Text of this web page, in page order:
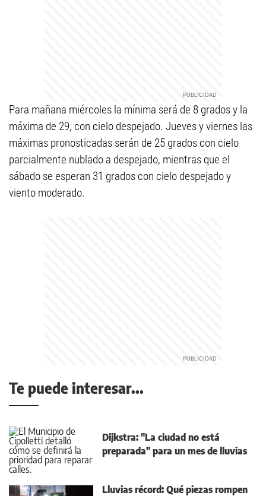
Para mañana miércoles la mínima será de 8 grados y la
máxima de 29, con cielo despejado. Jueves y viernes las
máximas pronosticadas serán de 25 grados con cielo
parcialmente nublado a despejado, mientras que el
sábado se esperan 31 grados con cielo despejado y
viento moderado.
Te puede interesar...
Dijkstra: "La ciudad no está
preparada" para un mes de lluvias
Lluvias récord: Qué piezas rompen